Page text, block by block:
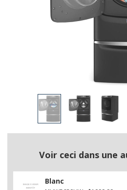
Voir ceci dans une
Blanc